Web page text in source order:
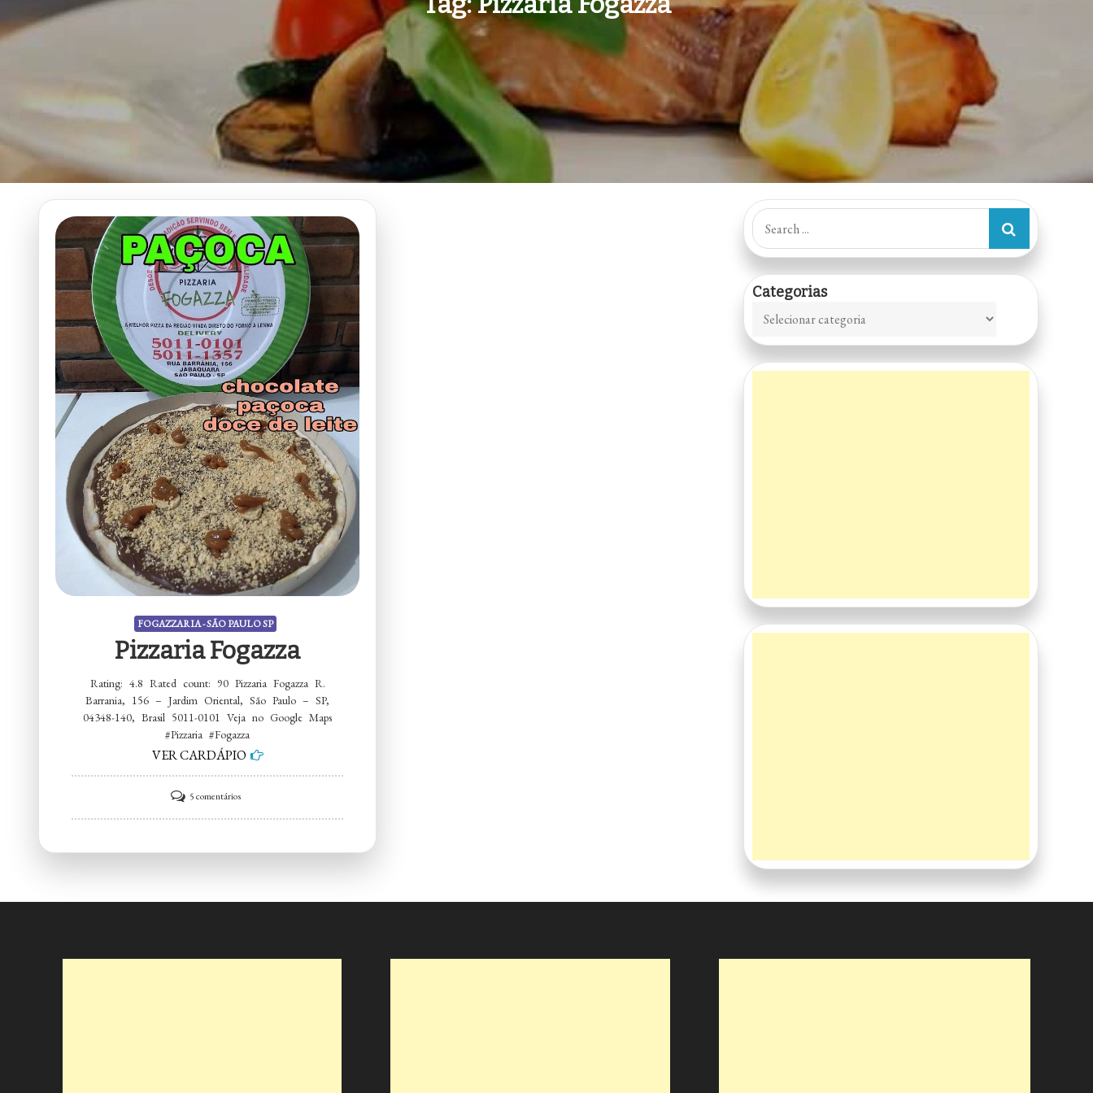
FOGAZZARIA - SÃO PAULO SP
Pizzaria Fogazza
Rating: 4.8 Rated count: 90 Pizzaria Fogazza R.
Barrania, 156 – Jardim Oriental, São Paulo – SP,
04348-140, Brasil 5011-0101 Veja no Google Maps
#Pizzaria #Fogazza
VER CARDÁPIO
5 comentáriosem
Pizzaria
Search
for:
Categorias
Categorias